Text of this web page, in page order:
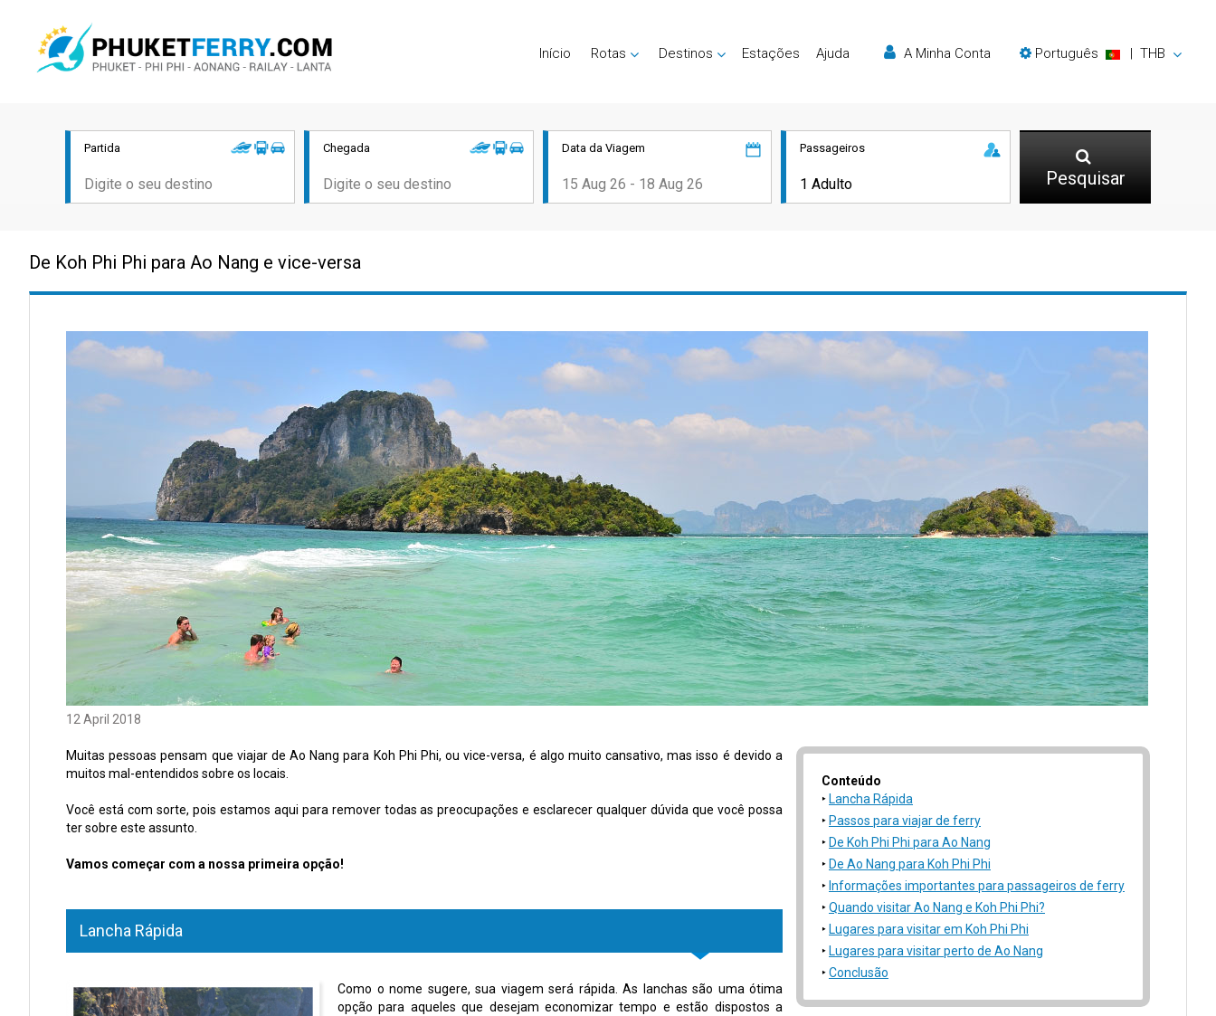
Início Rotas Destinos Estações Ajuda A Minha Conta Português | THB
Partida Chegada Data da Viagem Passageiros
Pesquisar
De Koh Phi Phi para Ao Nang e vice-versa
12 April 2018
Conteúdo
Lancha Rápida
Passos para viajar de ferry
De Koh Phi Phi para Ao Nang
De Ao Nang para Koh Phi Phi
Informações importantes para passageiros de ferry
Quando visitar Ao Nang e Koh Phi Phi?
Lugares para visitar em Koh Phi Phi
Lugares para visitar perto de Ao Nang
Conclusão
Muitas pessoas pensam que viajar de Ao Nang para Koh Phi Phi, ou vice-versa, é algo muito cansativo, mas isso é devido a
muitos mal-entendidos sobre os locais.
Você está com sorte, pois estamos aqui para remover todas as preocupações e esclarecer qualquer dúvida que você possa
ter sobre este assunto.
Vamos começar com a nossa primeira opção!
Lancha Rápida
Como o nome sugere, sua viagem será rápida. As lanchas são uma ótima
opção para aqueles que desejam economizar tempo e estão dispostos a